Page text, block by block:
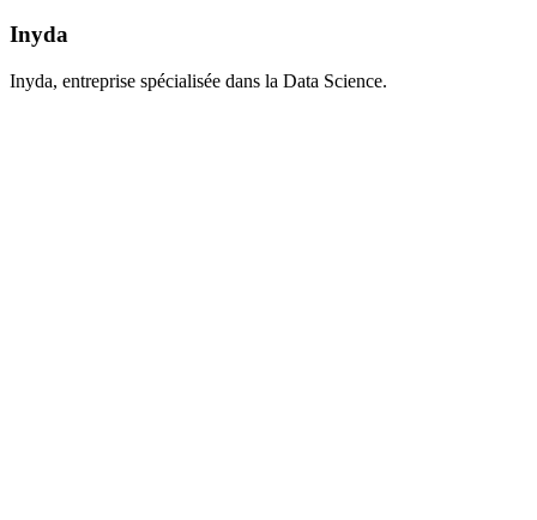
Inyda
Inyda, entreprise spécialisée dans la Data Science.